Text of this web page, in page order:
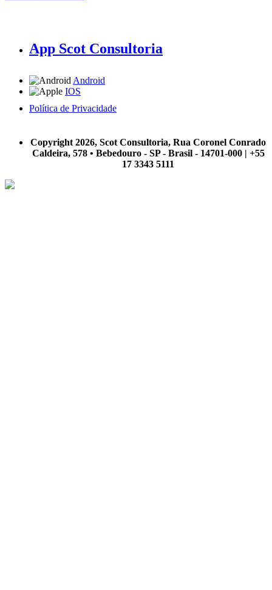
App Scot Consultoria
Android
IOS
Política de Privacidade
Copyright 2026, Scot Consultoria, Rua Coronel Conrado
Caldeira, 578 • Bebedouro - SP - Brasil - 14701-000 | +55
17 3343 5111